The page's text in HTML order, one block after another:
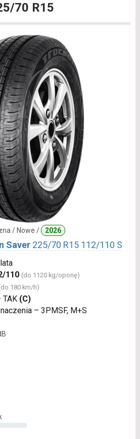
70 R15
/ Nowe / 2026
Saver 225/70 R15 112/110 S
110 (do 1120 kg/oponę)
180 km/h)
TAK (C)
– 3PMSF, M+S